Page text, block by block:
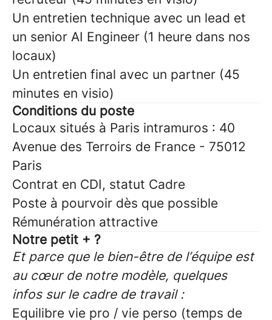
Un entretien technique avec un lead et
un senior AI Engineer (1 heure dans nos
locaux)
Un entretien final avec un partner (45
minutes en visio)
Conditions du poste
Locaux situés à Paris intramuros : 40
Avenue des Terroirs de France - 75012
Paris
Contrat en CDI, statut Cadre
Poste à pourvoir dès que possible
Rémunération attractive
Notre petit + ?
Et parce que le bien-être de l’équipe est
au cœur de notre modèle, quelques
infos sur le cadre de travail :
Equilibre vie pro / vie perso (temps de